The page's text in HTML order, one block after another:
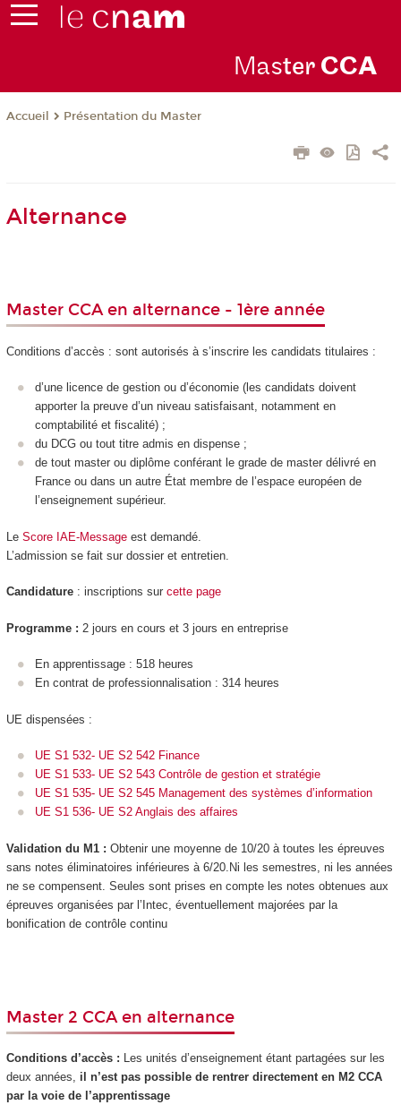
Master CCA
Accueil Présentation du Master
Alternance
Master CCA en alternance - 1ère année
Conditions d’accès : sont autorisés à s’inscrire les candidats titulaires :
d’une licence de gestion ou d’économie (les candidats doivent
apporter la preuve d’un niveau satisfaisant, notamment en
comptabilité et fiscalité) ;
du DCG ou tout titre admis en dispense ;
de tout master ou diplôme conférant le grade de master délivré en
France ou dans un autre État membre de l’espace européen de
l’enseignement supérieur.
Le Score IAE-Messageest demandé.
L’admission se fait sur dossier et entretien.
Candidature : inscriptions sur cette page
Programme : 2 jours en cours et 3 jours en entreprise
En apprentissage : 518 heures
En contrat de professionnalisation : 314 heures
UE dispensées :
UE S1 532- UE S2 542 Finance
UE S1 533- UE S2 543 Contrôle de gestion et stratégie
UE S1 535- UE S2 545 Management des systèmes d’information
UE S1 536- UE S2 Anglais des affaires
Validation du M1 : Obtenir une moyenne de 10/20 à toutes les épreuves
sans notes éliminatoires inférieures à 6/20.Ni les semestres, ni les années
ne se compensent. Seules sont prises en compte les notes obtenues aux
épreuves organisées par l’Intec, éventuellement majorées par la
bonification de contrôle continu
Master 2 CCA en alternance
Conditions d’accès : Les unités d’enseignement étant partagées sur les
deux années, il n’est pas possible de rentrer directement en M2 CCA
par la voie de l’apprentissage